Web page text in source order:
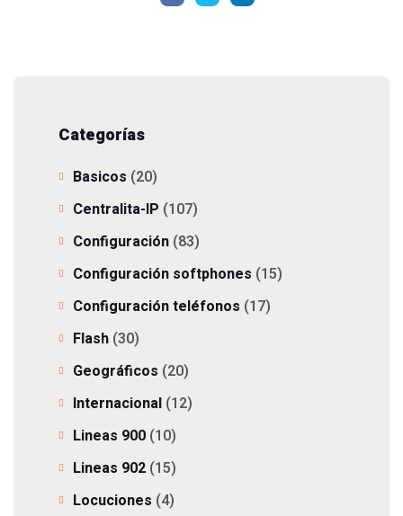
Categorías
Basicos (20)
Centralita-IP (107)
Configuración (83)
Configuración softphones (15)
Configuración teléfonos (17)
Flash (30)
Geográficos (20)
Internacional (12)
Lineas 900 (10)
Lineas 902 (15)
Locuciones (4)